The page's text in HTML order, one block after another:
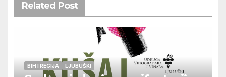
Related Post
BIH I REGIJA LJUBUŠKI